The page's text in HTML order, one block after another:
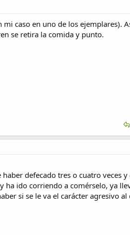
caso en uno de los ejemplares).
se retira la comida y punto.
defecado tres o cuatro veces y
ha ido corriendo a comérselo, ya
si se le va el carácter agresivo al